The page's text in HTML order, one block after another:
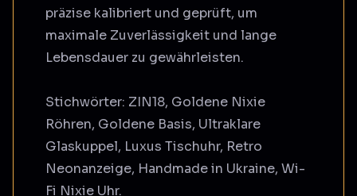
präzise kalibriert und geprüft, um
maximale Zuverlässigkeit und lange
Lebensdauer zu gewährleisten.
Stichwörter: ZIN18, Goldene Nixie
Röhren, Goldene Basis, Ultraklare
Glaskuppel, Luxus Tischuhr, Retro
Neonanzeige, Handmade in Ukraine, Wi-
Fi Nixie Uhr.